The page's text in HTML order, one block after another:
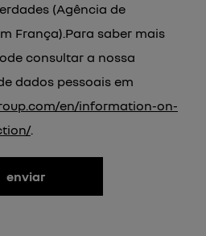
(Agência de
França).Para saber mais
consultar a nossa
dados pessoais em
en/information-on-
.
enviar